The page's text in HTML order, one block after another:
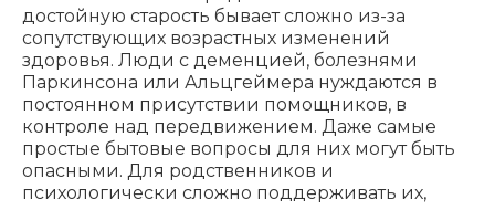
достойную старость бывает сложно из-за
сопутствующих возрастных изменений
здоровья. Люди с деменцией, болезнями
Паркинсона или Альцгеймера нуждаются в
постоянном присутствии помощников, в
контроле над передвижением. Даже самые
простые бытовые вопросы для них могут быть
опасными. Для родственников и
психологически сложно поддерживать их,